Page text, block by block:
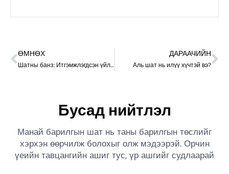
ӨМНӨХ
Шатны банз: Итгэмжлэгдсэн үйлдвэрлэгчээс мэдэх шаардлагатай бүх зүйл
ДАРААЧИЙН
Аль шат нь илүү хүчтэй вэ?
Бусад нийтлэл
Манай барилгын шат нь таны барилгын төслийг
хэрхэн өөрчилж болохыг олж мэдээрэй. Орчин
үеийн тавцангийн ашиг тус, үр ашгийг судлаарай